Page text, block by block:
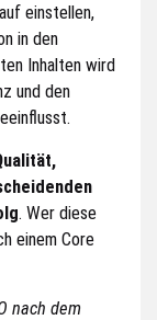
einstellen,
in den
Inhalten wird
und den
. Wer diese
einem Core
nach dem